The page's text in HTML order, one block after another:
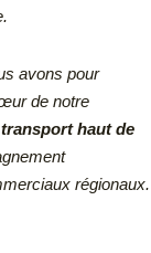
avons pour
de notre
haut de
régionaux.